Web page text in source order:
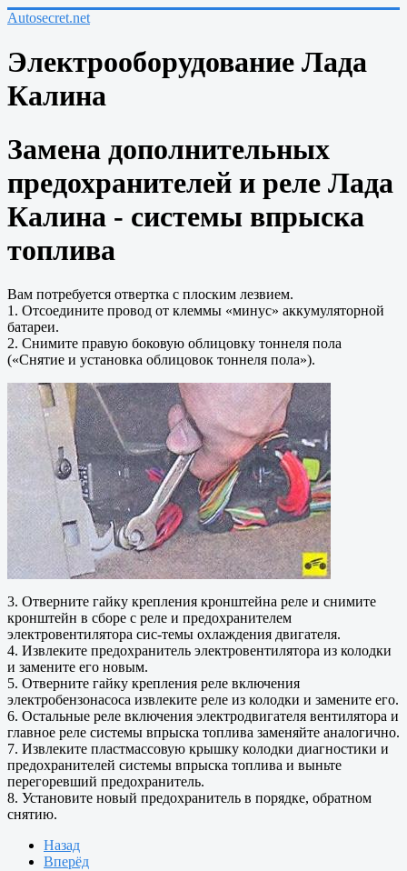
Autosecret.net
Электрооборудование Лада
Калина
Замена дополнительных
предохранителей и реле Лада
Калина - системы впрыска
топлива
Вам потребуется отвертка с плоским лезвием.
1. Отсоедините провод от клеммы «минус» аккумуляторной
батареи.
2. Снимите правую боковую облицовку тоннеля пола
(«Снятие и установка облицовок тоннеля пола»).
3. Отверните гайку крепления кронштейна реле и снимите
кронштейн в сборе с реле и предохранителем
электровентилятора сис-темы охлаждения двигателя.
4. Извлеките предохранитель электровентилятора из колодки
и замените его новым.
5. Отверните гайку крепления реле включения
электробензонасоса извлеките реле из колодки и замените его.
6. Остальные реле включения электродвигателя вентилятора и
главное реле системы впрыска топлива заменяйте аналогично.
7. Извлеките пластмассовую крышку колодки диагностики и
предохранителей системы впрыска топлива и выньте
перегоревший предохранитель.
8. Установите новый предохранитель в порядке, обратном
снятию.
Назад
Вперёд